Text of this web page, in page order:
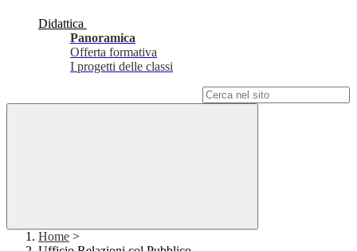
Didattica
Panoramica
Offerta formativa
I progetti delle classi
Home >